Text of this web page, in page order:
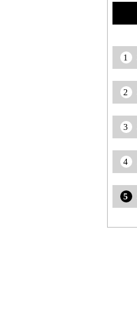
1
2
3
4
5